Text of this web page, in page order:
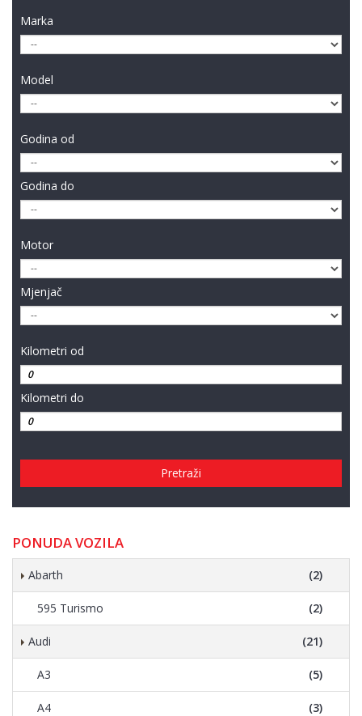
Marka
Model
Godina od
Godina do
Motor
Mjenjač
Kilometri od
Kilometri do
Pretraži
PONUDA VOZILA
Abarth (2)
595 Turismo (2)
Audi (21)
A3 (5)
A4 (3)